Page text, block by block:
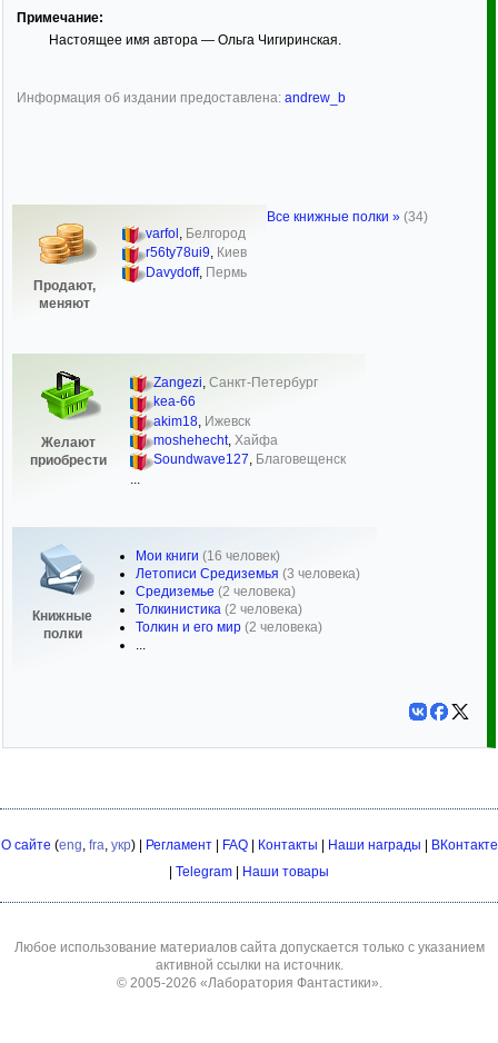
Примечание:
Настоящее имя автора — Ольга Чигиринская.
Информация об издании предоставлена: andrew_b
Продают,
меняют
varfol , Белгород
r56ty78ui9, Киев
Davydoff, Пермь
Желают
приобрести
Zangezi, Санкт-Петербург
kea-66
akim18 Ижевск
moshehecht, Хайфа
Soundwave127, Благовещенск
Книжные
полки
Мои книги (16 человек)
Летописи Средиземья (3 человека)
Средиземье (2 человека)
Толкинистика (2 человека)
Толкин и его мир (2 человека)
...
Все книжные полки » (34)
О сайте (eng, fra, укр) | Регламент| FAQ| Контакты Наши награды
ВКонтакте
Telegram Наши товары
Любое использование материалов сайта допускается только с указанием
активной ссылки на источник.
© 2005-2026 «Лаборатория Фантастики».